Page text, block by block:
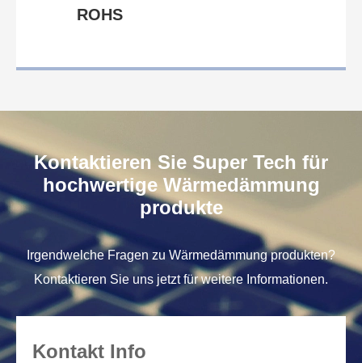
ROHS
Kontaktieren Sie Super Tech für
hochwertige Wärmedämmung
produkte
Irgendwelche Fragen zu Wärmedämmung produkten?
Kontaktieren Sie uns jetzt für weitere Informationen.
Kontakt Info